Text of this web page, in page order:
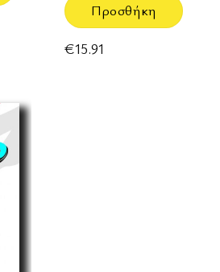
Προσθήκη
€15.91